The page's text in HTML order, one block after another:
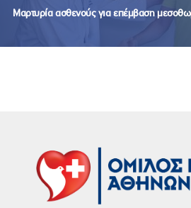
Μαρτυρία ασθενούς για επέμβαση